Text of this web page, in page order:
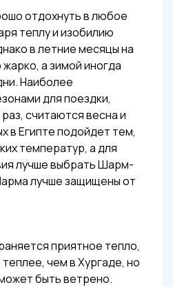
отдохнуть в любое
теплу и изобилию
в летние месяцы на
а зимой иногда
Наиболее
для поездки,
считаются весна и
в Египте подойдет тем,
температур, а для
лучше выбрать Шарм-
лучше защищены от
приятное тепло,
чем в Хургаде, но
быть ветрено.